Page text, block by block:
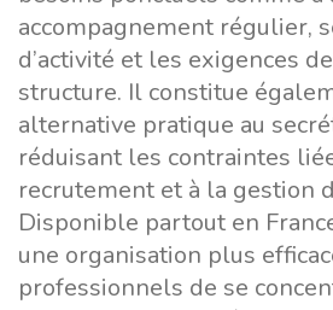
accompagnement régulier,
d’activité et les exigences
structure. Il constitue
alternative pratique au
réduisant les contraintes
recrutement et à la gestion
Disponible partout en
une organisation plus
professionnels de se